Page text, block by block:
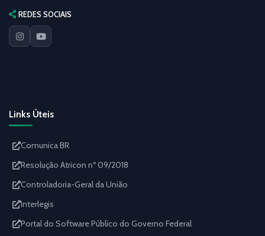
REDES SOCIAIS
Links Úteis
Comunica BR
Resolução Atricon nº 09/2018
Controladoria-Geral da União
Interlegis
Portal do Software Público do Governo Federal